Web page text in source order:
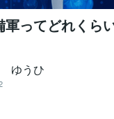
軍ってどれくら
ゆうひ